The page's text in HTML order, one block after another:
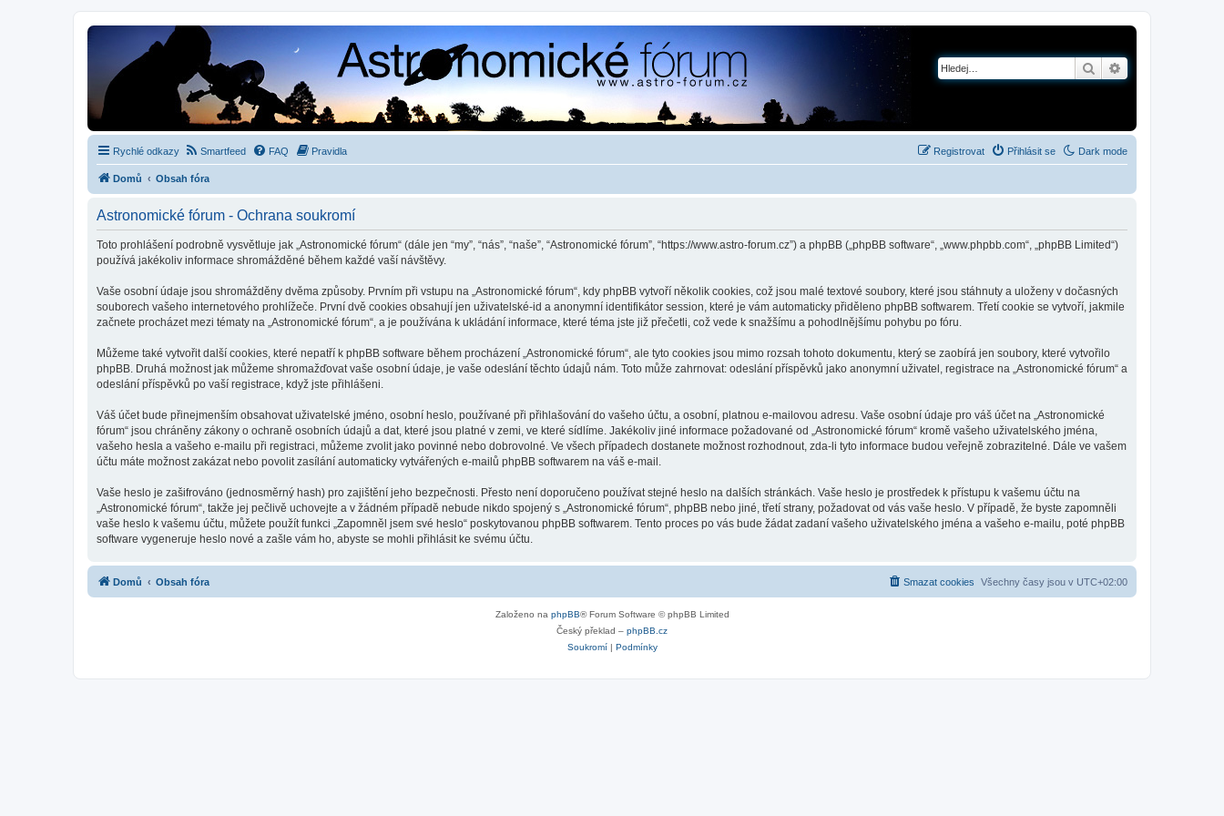
Hledat
Rychlé odkazy Dark mode
Smartfeed FAQ Pravidla Přihlásit se
Registrovat
Domů Obsah fóra
Astronomické fórum - Ochrana soukromí
Toto prohlášení podrobně vysvětluje jak „Astronomické fórum“ (dále jen “my”, “nás”, “naše”, “Astronomické fórum”, “https://www.astro-forum.cz”) a phpBB („phpBB software“, „www.phpbb.com“, „phpBB Limited“)
používá jakékoliv informace shromážděné během každé vaší návštěvy.
Vaše osobní údaje jsou shromážděny dvěma způsoby. Prvním při vstupu na „Astronomické fórum“, kdy phpBB vytvoří několik cookies, což jsou malé textové soubory, které jsou stáhnuty a uloženy v dočasných
souborech vašeho internetového prohlížeče. První dvě cookies obsahují jen uživatelské-id a anonymní identifikátor session, které je vám automaticky přiděleno phpBB softwarem. Třetí cookie se vytvoří, jakmile
začnete procházet mezi tématy na „Astronomické fórum“, a je používána k ukládání informace, které téma jste již přečetli, což vede k snažšímu a pohodlnějšímu pohybu po fóru.
Můžeme také vytvořit další cookies, které nepatří k phpBB software během procházení „Astronomické fórum“, ale tyto cookies jsou mimo rozsah tohoto dokumentu, který se zaobírá jen soubory, které vytvořilo
phpBB. Druhá možnost jak můžeme shromažďovat vaše osobní údaje, je vaše odeslání těchto údajů nám. Toto může zahrnovat: odeslání příspěvků jako anonymní uživatel, registrace na „Astronomické fórum“ a
odeslání příspěvků po vaší registrace, když jste přihlášeni.
Váš účet bude přinejmenším obsahovat uživatelské jméno, osobní heslo, používané při přihlašování do vašeho účtu, a osobní, platnou e-mailovou adresu. Vaše osobní údaje pro váš účet na „Astronomické
fórum“ jsou chráněny zákony o ochraně osobních údajů a dat, které jsou platné v zemi, ve které sídlíme. Jakékoliv jiné informace požadované od „Astronomické fórum“ kromě vašeho uživatelského jména,
vašeho hesla a vašeho e-mailu při registraci, můžeme zvolit jako povinné nebo dobrovolné. Ve všech případech dostanete možnost rozhodnout, zda-li tyto informace budou veřejně zobrazitelné. Dále ve vašem
účtu máte možnost zakázat nebo povolit zasílání automaticky vytvářených e-mailů phpBB softwarem na váš e-mail.
Vaše heslo je zašifrováno (jednosměrný hash) pro zajištění jeho bezpečnosti. Přesto není doporučeno používat stejné heslo na dalších stránkách. Vaše heslo je prostředek k přístupu k vašemu účtu na
„Astronomické fórum“, takže jej pečlivě uchovejte a v žádném případě nebude nikdo spojený s „Astronomické fórum“, phpBB nebo jiné, třetí strany, požadovat od vás vaše heslo. V případě, že byste zapomněli
vaše heslo k vašemu účtu, můžete použít funkci „Zapomněl jsem své heslo“ poskytovanou phpBB softwarem. Tento proces po vás bude žádat zadaní vašeho uživatelského jména a vašeho e-mailu, poté phpBB
software vygeneruje heslo nové a zašle vám ho, abyste se mohli přihlásit ke svému účtu.
Domů Obsah fóra Všechny časy jsou v UTC+02:00
Smazat cookies
Založeno na phpBB® Forum Software © phpBB Limited
Český překlad – phpBB.cz
Soukromí| Podmínky